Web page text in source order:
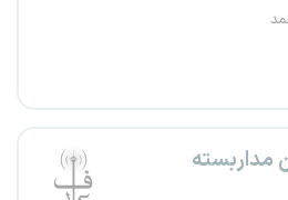
مداربسته